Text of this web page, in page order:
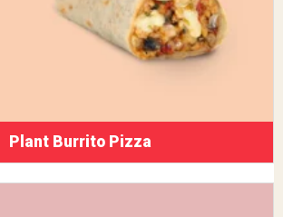
Plant Burrito Pizza